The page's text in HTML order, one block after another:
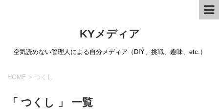
KYメディア
空気読めない管理人による自分メディア（DIY、挑戦、趣味、etc.）
HOME > つくし
「 つくし 」 一覧